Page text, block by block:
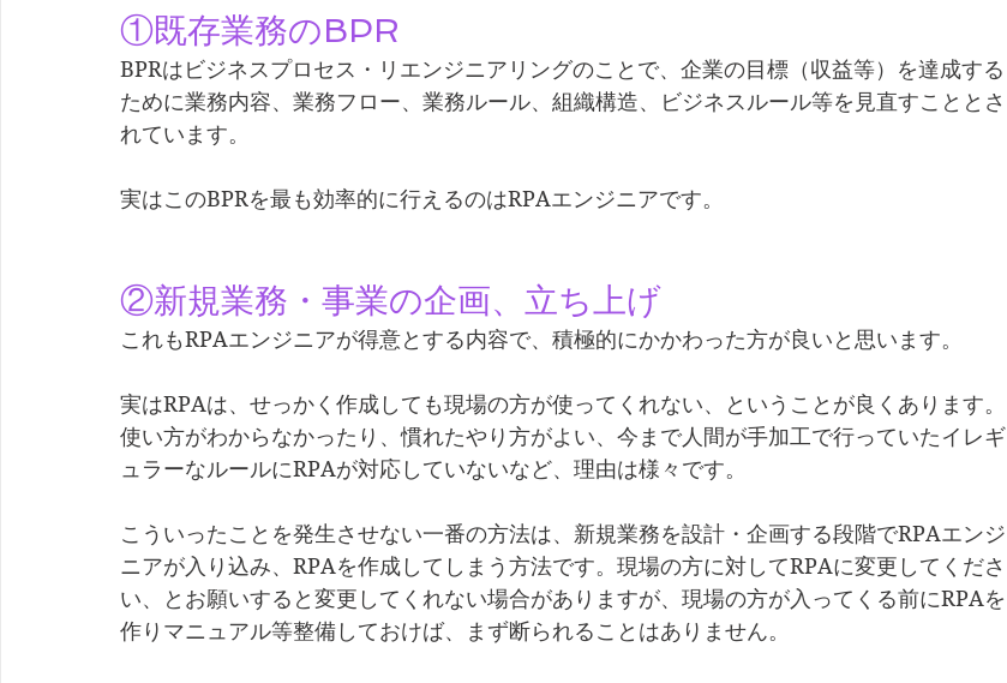
①既存業務のBPR
BPRはビジネスプロセス・リエンジニアリングのことで、企業の目標（収益等）を達成する
ために業務内容、業務フロー、業務ルール、組織構造、ビジネスルール等を見直すこととさ
れています。
実はこのBPRを最も効率的に行えるのはRPAエンジニアです。
②新規業務・事業の企画、立ち上げ
これもRPAエンジニアが得意とする内容で、積極的にかかわった方が良いと思います。
実はRPAは、せっかく作成しても現場の方が使ってくれない、ということが良くあります。
使い方がわからなかったり、慣れたやり方がよい、今まで人間が手加工で行っていたイレギ
ュラーなルールにRPAが対応していないなど、理由は様々です。
こういったことを発生させない一番の方法は、新規業務を設計・企画する段階でRPAエンジ
ニアが入り込み、RPAを作成してしまう方法です。現場の方に対してRPAに変更してくださ
い、とお願いすると変更してくれない場合がありますが、現場の方が入ってくる前にRPAを
作りマニュアル等整備しておけば、まず断られることはありません。